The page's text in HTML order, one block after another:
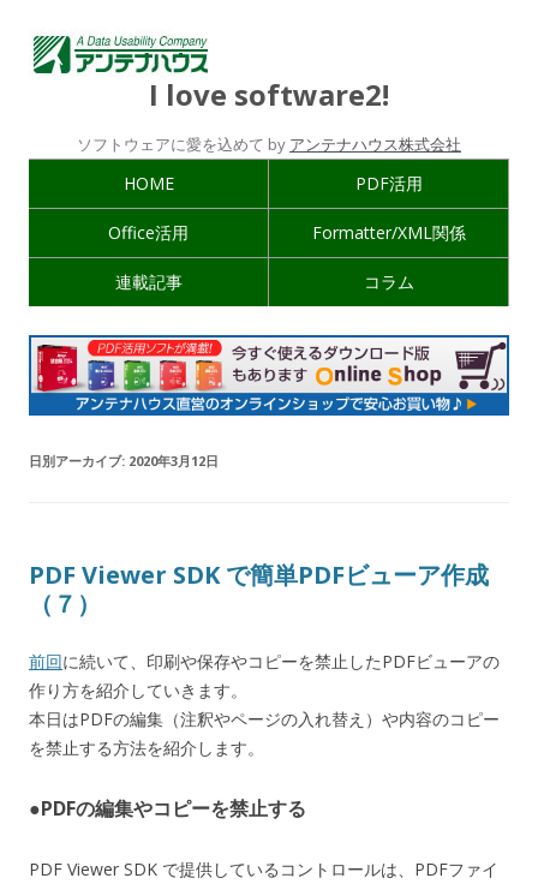
I love software2!
ソフトウェアに愛を込めて by アンテナハウス株式会社
HOME PDF活用
Office活用 Formatter/XML関係
連載記事 コラム
日別アーカイブ: 2020年3月12日
PDF Viewer SDK で簡単PDFビューア作成
（７）
前回に続いて、印刷や保存やコピーを禁止したPDFビューアの
作り方を紹介していきます。
本日はPDFの編集（注釈やページの入れ替え）や内容のコピー
を禁止する方法を紹介します。
●PDFの編集やコピーを禁止する
PDF Viewer SDK で提供しているコントロールは、PDFファイ